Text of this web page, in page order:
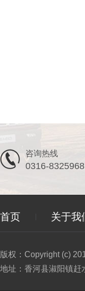
咨询热线
0316-
首页 关于我
版权：Copyright (c)
地址：香河县淑阳镇